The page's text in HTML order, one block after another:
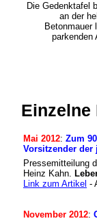
Die Gedenktafel
an der
Betonmauer
parkenden
Einzelne
Mai 2012: Zum
Vorsitzender der
Pressemitteilung
Heinz Kahn.
Link zum Artikel -
November 2012: